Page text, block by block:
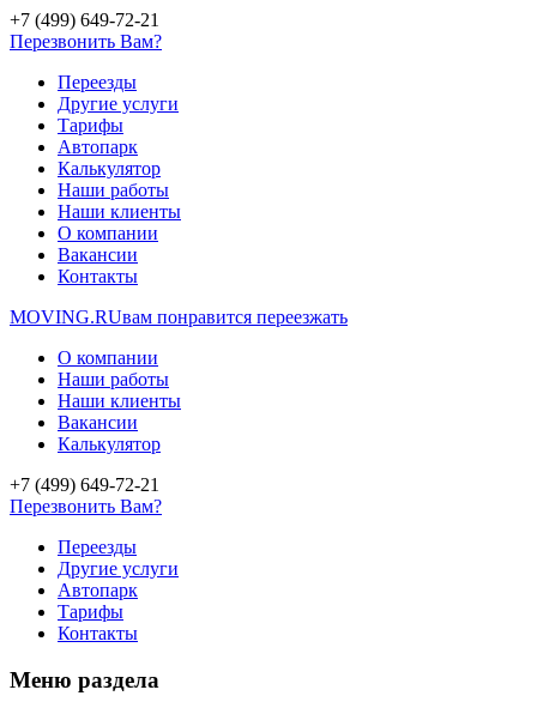
+7 (499) 649-72-21
Перезвонить Вам?
Переезды
Другие услуги
Тарифы
Автопарк
Калькулятор
Наши работы
Наши клиенты
О компании
Вакансии
Контакты
MOVING.RUвам понравится переезжать
О компании
Наши работы
Наши клиенты
Вакансии
Калькулятор
+7 (499) 649-72-21
Перезвонить Вам?
Переезды
Другие услуги
Автопарк
Тарифы
Контакты
Меню раздела